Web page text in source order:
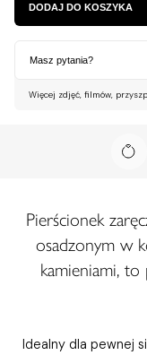
DODAJ DO KOSZYKA
Masz pytania?
Więcej zdjęć, filmów,
Pierścionek
osadzonym w
kamieniami, to
Idealny dla pewnej